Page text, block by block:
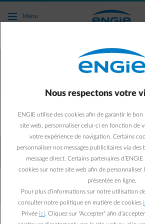
Accéder au contenu principal
Menu
En Flandre, obtenez
22 700€ de gain net
investissant dans 14
solaires
Nous respectons votre
ENGIE utilise des cookies afin de garantir le
site web, personnaliser celui-ci en fonction de
votre expérience de navigation. Certains
personnaliser nos messages publicitaires via des
message direct. Certains partenaires
cookies sur notre site web afin de
présentée en ligne.
Pour plus d’informations sur notre utilisation
consulter notre politique en matière de cookies
Privée ici . Cliquez sur "Accepter" afin